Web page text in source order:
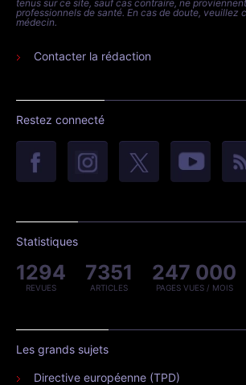
tenus sur ce site, sauf cas contraire, ne
professionnels de santé. En cas de doute, veuillez
médecin.
Contacter la rédaction
Restez connecté
Statistiques
1294
REVUES
7351
ARTICLES
247 000
PAGES VUES / MOIS
Les grands sujets
Directive européenne (TPD)